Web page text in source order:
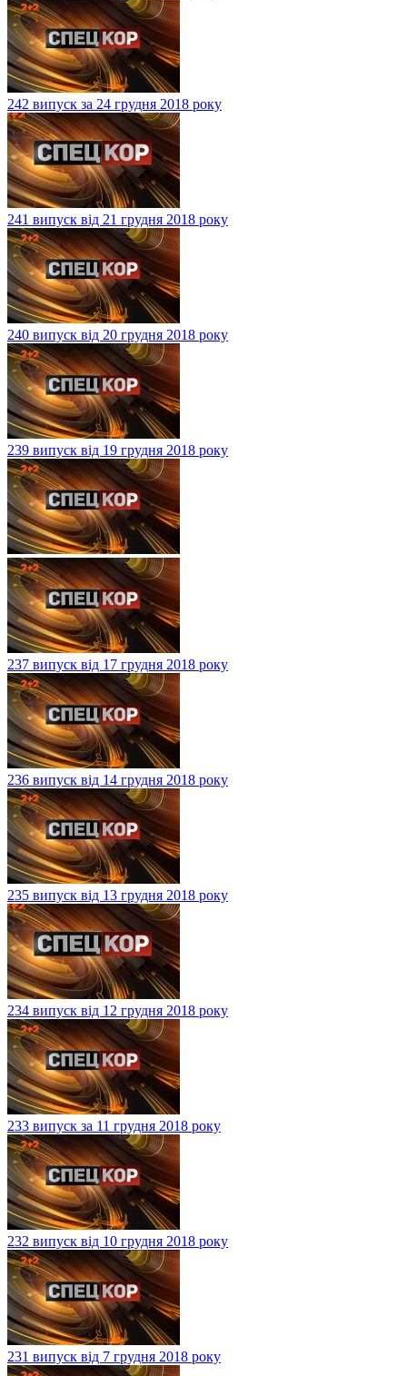
242 випуск за 24 грудня 2018 року
241 випуск від 21 грудня 2018 року
240 випуск від 20 грудня 2018 року
239 випуск від 19 грудня 2018 року
237 випуск від 17 грудня 2018 року
236 випуск від 14 грудня 2018 року
235 випуск від 13 грудня 2018 року
234 випуск від 12 грудня 2018 року
233 випуск за 11 грудня 2018 року
232 випуск від 10 грудня 2018 року
231 випуск від 7 грудня 2018 року